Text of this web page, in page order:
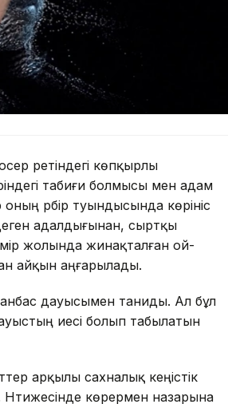
ретіндегі көпқырлы
табиғи болмысы мен адам
әрбір туындысында көрініс
адалдығынан, сыртқы
жолында жинақталған ой-
айқын аңғарылады.
дауысымен таниды. Ал бұл
иесі болып табылатын
арқылы сахналық кеңістік
Нәтижесінде көрермен назарына